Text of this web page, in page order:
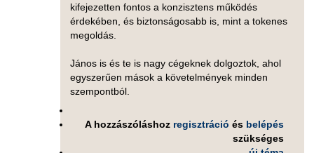
kifejezetten fontos a konzisztens működés
érdekében, és biztonságosabb is, mint a tokenes
megoldás.
János is és te is nagy cégeknek dolgoztok, ahol
egyszerűen mások a követelmények minden
szempontból.
A hozzászóláshoz regisztráció és belépés
szükséges